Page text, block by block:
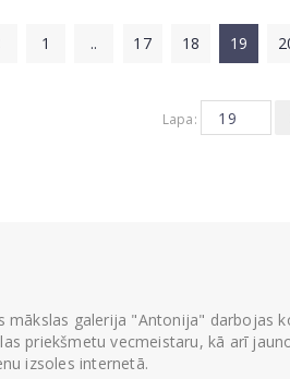
1 .. 17 18 19
Lapa:
mākslas galerija "Antonija" darbojas
priekšmetu vecmeistaru, kā arī
izsoles internetā.